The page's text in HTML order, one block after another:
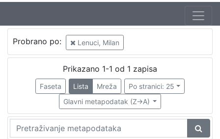
Probrano po: Lenuci, Milan
Prikazano 1-1 od 1 zapisa
Faseta Lista Mreža
Po stranici: 25
Glavni metapodatak (Z->A)